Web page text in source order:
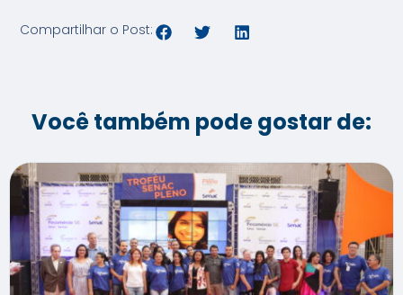
Compartilhar o Post:
Você também pode gostar de: